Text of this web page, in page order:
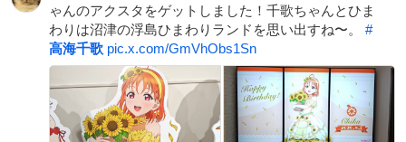
ゃんのアクスタをゲットしました！千歌ちゃんとひま
わりは沼津の浮島ひまわりランドを思い出すね〜。 #
高海千歌 pic.x.com/GmVhObs1Sn